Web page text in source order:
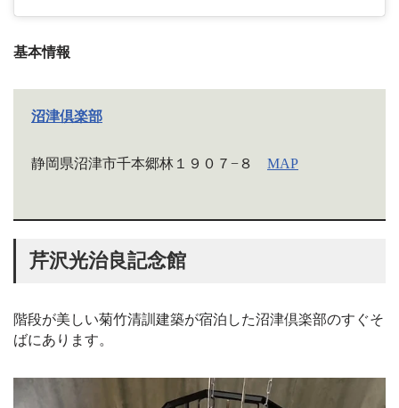
基本情報
沼津倶楽部
静岡県沼津市千本郷林１９０７−８ MAP
芹沢光治良記念館
階段が美しい菊竹清訓建築が宿泊した沼津倶楽部のすぐそ
ばにあります。